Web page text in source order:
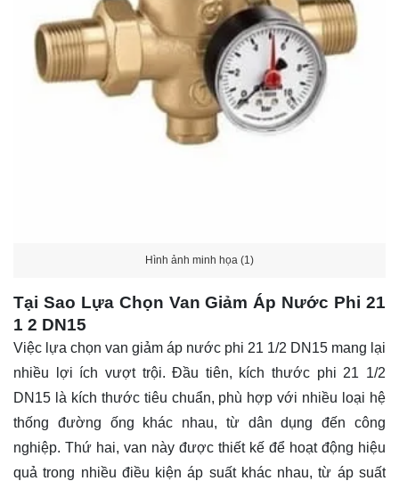
Hình ảnh minh họa (1)
Tại Sao Lựa Chọn Van Giảm Áp Nước Phi 21
1 2 DN15
Việc lựa chọn van giảm áp nước phi 21 1/2 DN15 mang lại
nhiều lợi ích vượt trội. Đầu tiên, kích thước phi 21 1/2
DN15 là kích thước tiêu chuẩn, phù hợp với nhiều loại hệ
thống đường ống khác nhau, từ dân dụng đến công
nghiệp. Thứ hai, van này được thiết kế để hoạt động hiệu
quả trong nhiều điều kiện áp suất khác nhau, từ áp suất